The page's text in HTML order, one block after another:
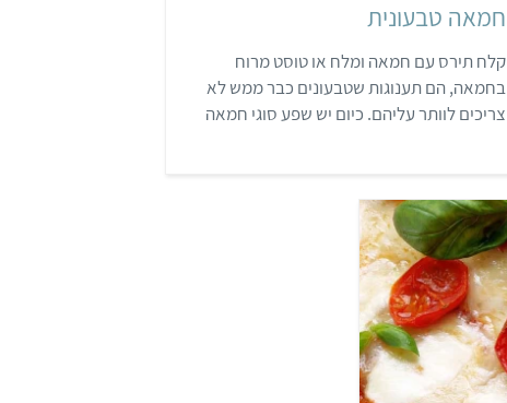
חמאה טבעונית
קלח תירס עם חמאה ומלח או טוסט מרוח
בחמאה, הם תענוגות שטבעונים כבר ממש לא
צריכים לוותר עליהם. כיום יש שפע סוגי חמאה